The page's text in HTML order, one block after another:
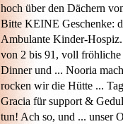
hoch über den Dächern
Bitte KEINE Geschenke:
Ambulante Kinder-Hospiz.
von 2 bis 91, voll
Dinner und ... Nooria
rocken wir die Hütte ...
Gracia für support &
tun! Ach so, und ... unser